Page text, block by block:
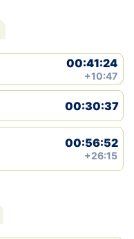
00:41:24
+10:47
00:30:37
00:56:52
+26:15